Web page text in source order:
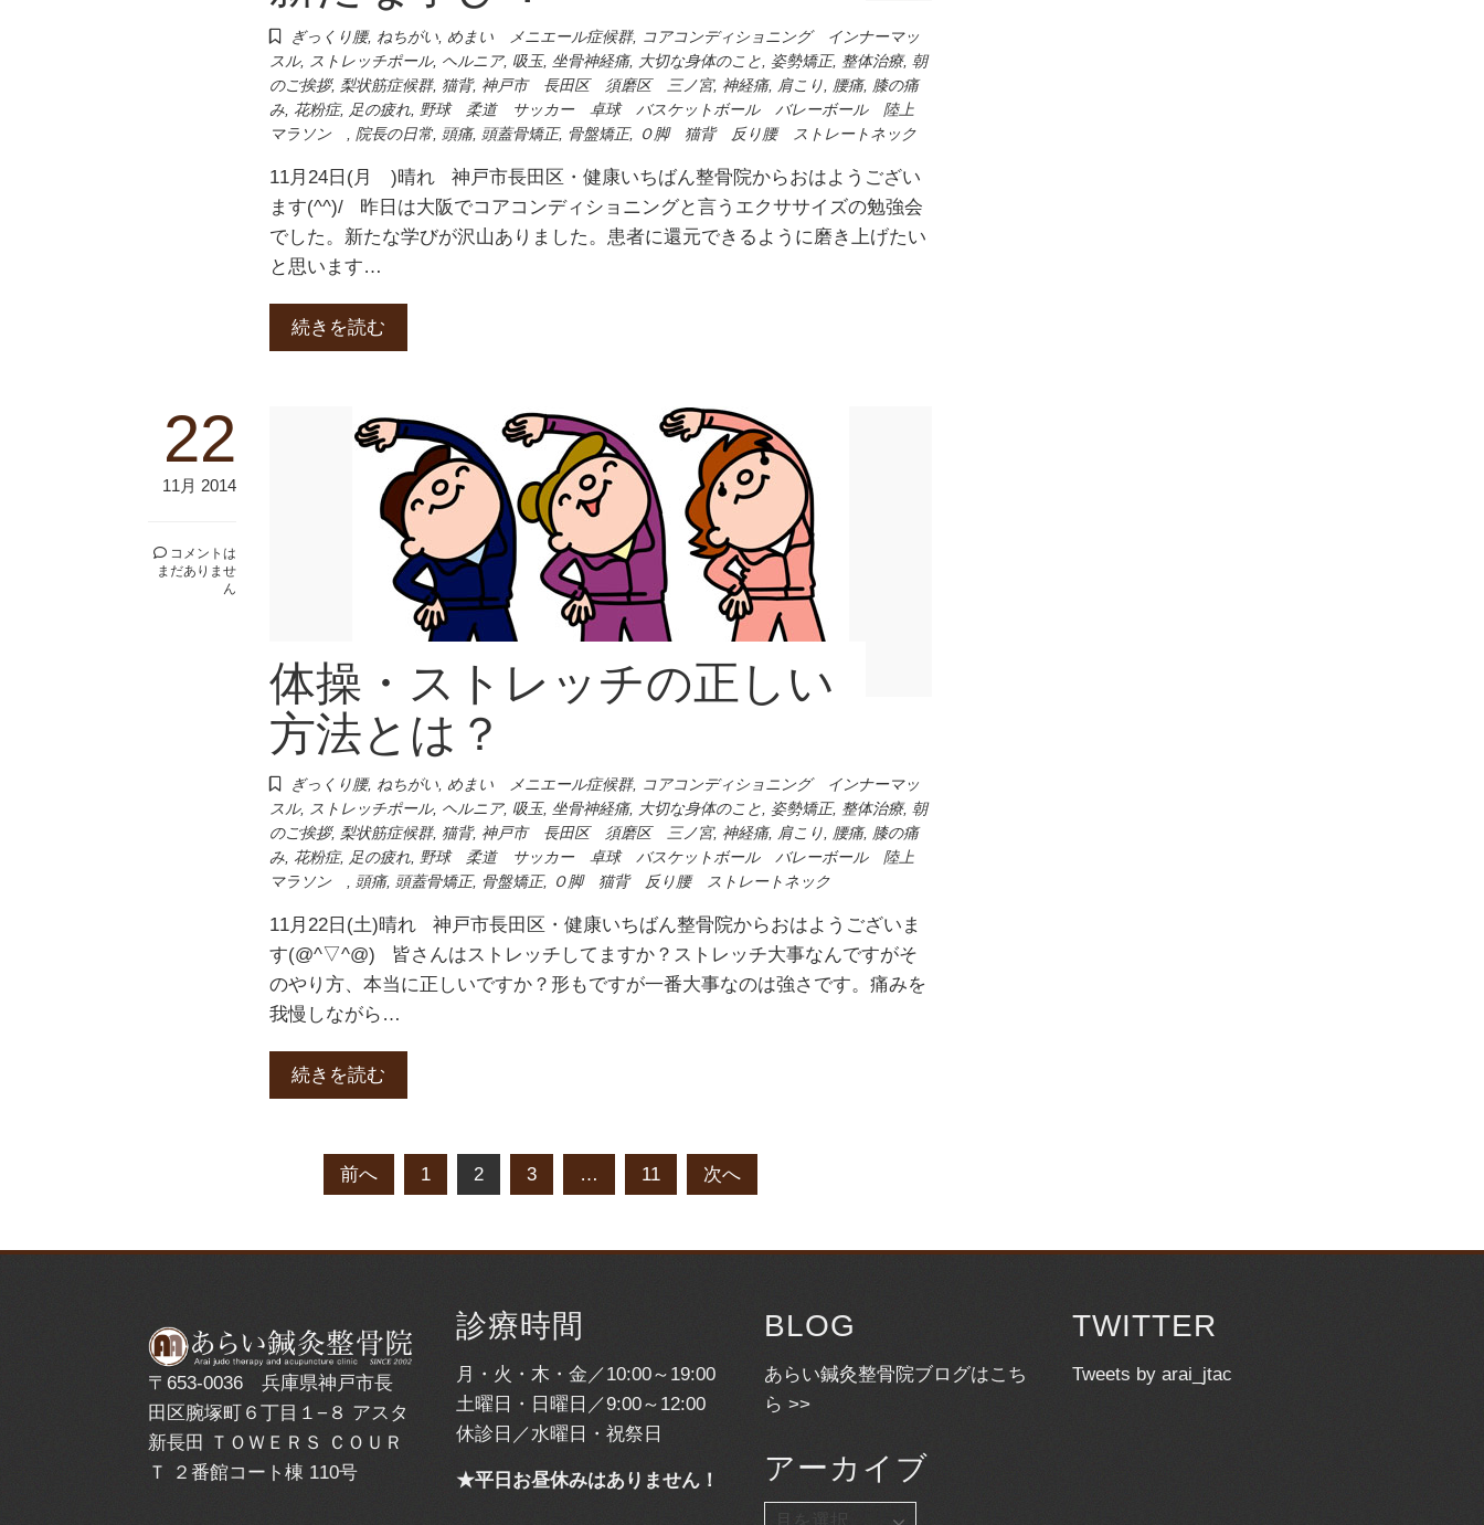
ぎっくり腰, ねちがい めまい メニエール症候群, コアコンディショニング インナーマッ
スル, ストレッチポール, ヘルニア, 吸玉, 坐骨神経痛, 大切な身体のこと 姿勢矯正, 整体治療,朝
のご挨拶, 梨状筋症候群, 猫背, 神戸市 長田区 須磨区 三ノ宮, 神経痛, 肩こり 腰痛, 膝の痛
み 花粉症, 足の疲れ
野球 柔道 サッカー 卓球 バスケットボール バレーボール 陸上
マラソン
院長の日常, 頭痛, 頭蓋骨矯正, 骨盤矯正, Ｏ脚 猫背 反り腰 ストレートネック
11月24日(月 )晴れ 神戸市長田区・健康いちばん整骨院からおはようござい
ます(^^)/ 昨日は大阪でコアコンディショニングと言うエクササイズの勉強会
でした。新たな学びが沢山ありました。患者に還元できるように磨き上げたい
と思います…
続きを読む
22
11月 2014
コメントは
まだありませ
ん
体操・ストレッチの正しい
方法とは？
ぎっくり腰, ねちがい めまい メニエール症候群, コアコンディショニング インナーマッ
スル, ストレッチポール, ヘルニア, 吸玉, 坐骨神経痛, 大切な身体のこと 姿勢矯正, 整体治療,朝
のご挨拶, 梨状筋症候群, 猫背, 神戸市 長田区 須磨区 三ノ宮, 神経痛, 肩こり 腰痛, 膝の痛
み 花粉症, 足の疲れ
野球 柔道 サッカー 卓球 バスケットボール バレーボール 陸上
マラソン
頭痛, 頭蓋骨矯正, 骨盤矯正, Ｏ脚 猫背 反り腰 ストレートネック
11月22日(土)晴れ 神戸市長田区・健康いちばん整骨院からおはようございま
す(@^▽^@) 皆さんはストレッチしてますか？ストレッチ大事なんですがそ
のやり方、本当に正しいですか？形もですが一番大事なのは強さです。痛みを
我慢しながら…
続きを読む
稿
ペ
ー
ジ
前へ 1 2 3 … 11 次へ
〒653-0036 兵庫県神戸市長
田区腕塚町６丁目１−８ アスタ
新長田 ＴＯＷＥＲＳ ＣＯＵＲ
Ｔ ２番館コート棟 110号
診療時間
月・火・木・金／10:00～19:00
土曜日・日曜日／9:00～12:00
休診日／水曜日・祝祭日
★平日お昼休みはありません！
BLOG
あらい鍼灸整骨院ブログはこち
ら >>
アーカイブ
TWITTER
Tweets by arai_jtac